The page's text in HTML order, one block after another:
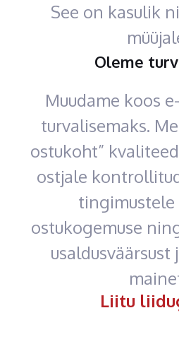
See on kasulik
Oleme
Muudame koos
turvalisemaks.
ostukoht”
ostjale
tingimustele
ostukogemuse
usaldusväärsust
Liitu